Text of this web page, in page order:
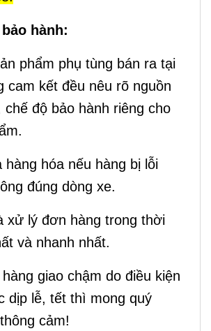
hành:
phẩm phụ tùng bán ra tại
cam kết đều nêu rõ nguồn
độ bảo hành riêng cho
hóa nếu hàng bị lỗi
đúng dòng xe.
xử lý đơn hàng trong thời
và nhanh nhất.
giao chậm do điều kiện
dịp lễ, tết thì mong quý
cảm!